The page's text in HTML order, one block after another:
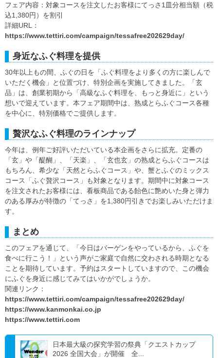
フェア内容：対象コースを注文したお客様にてっさ1皿分相当額（税
込1,380円）を割引
詳細URL：
https://www.tettiri.com/campaign/tessafree202629day/
身近なふぐ料理を提供
30年以上もの間、ふぐの日を「ふぐ料理をより多くの方に楽しんで
いただく機会」と位置づけ、特別企画を実施してきました。「玄
品」は、創業初期から「高級なふぐ料理を、もっと身近に」という
想いで迎えています。本フェア期間中は、熟成とらふぐコース各種
を中心に、特別価格でご提供します。
贅沢なふぐ料理のラインナップ
今年は、例年ご好評いただいている本企画をさらに拡充。定番の
「玄」や「醍醐」、「天楽」、「玄也玄」の熟成とらふぐコースは
もちろん、希少な「天然とらふぐコース」や、蟹とふぐのミックス
コース「ふぐ贅沢コース」も対象となります。期間中に対象コース
を注文されたお客様には、看板商品である飴色に艶めいた身と弾力
のある厚みが特徴の「てっさ」を1,380円引きでお楽しみいただけま
す。
まとめ
このフェアを通じて、「今日はバーゲンをやっているから、ふぐを
食べに行こう！」という声がご家庭で自然に交わされる時期となる
ことを期待しています。予約はスタートしていますので、この機会
にふぐを身近に感じてみてはいかがでしょうか。
関連リンク：
https://www.tettiri.com/campaign/tessafree202629day/
https://www.kanmonkai.co.jp
https://www.tettiri.com
日本最大級の探究学習の祭典「クエストカップ
2026 全国大会」が開催 全...